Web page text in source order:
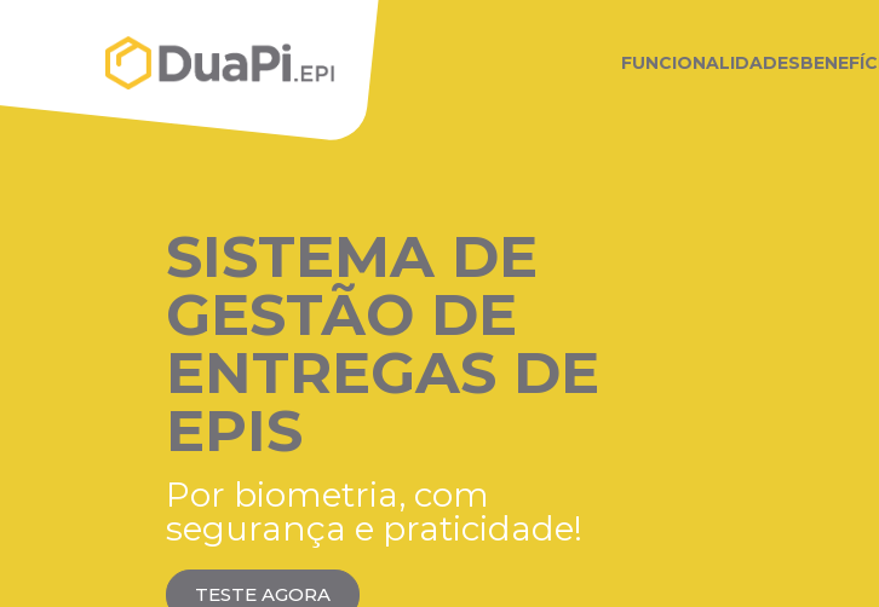
FUNCIONALIDADES
SISTEMA DE
GESTÃO DE
ENTREGAS DE
EPIS
Por biometria, com
segurança e praticidade!
TESTE AGORA